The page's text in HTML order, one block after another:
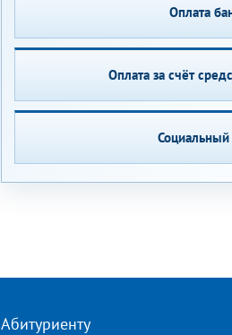
Оплата
Оплата за счёт
Абитуриенту